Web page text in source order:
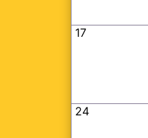
17
24